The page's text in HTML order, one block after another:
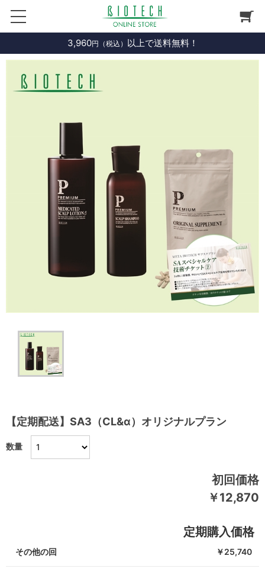
3,960円（税込） 以上で送料無料！
【定期配送】SA3（CL&α）オリジナルプラン
初回価格
￥12,870
定期購入価格
その他の回 ￥25,740
数量